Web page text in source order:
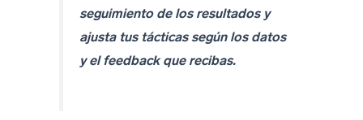
seguimiento de los resultados y
ajusta tus tácticas según los datos
y el feedback que recibas.